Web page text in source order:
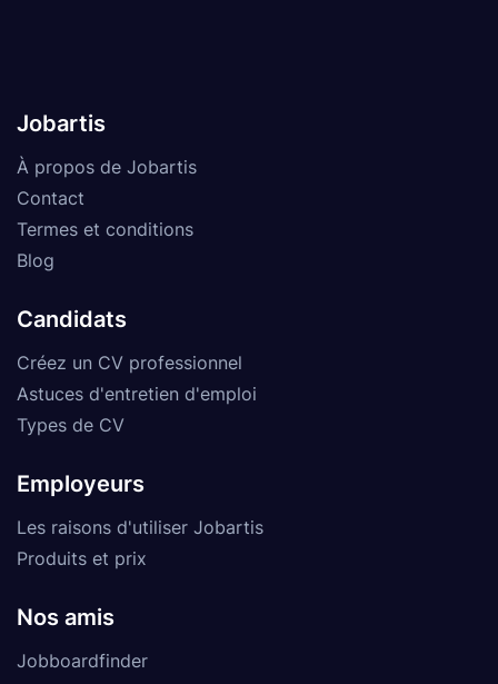
Jobartis
À propos de Jobartis
Contact
Termes et conditions
Blog
Candidats
Créez un CV professionnel
Astuces d'entretien d'emploi
Types de CV
Employeurs
Les raisons d'utiliser Jobartis
Produits et prix
Nos amis
Jobboardfinder